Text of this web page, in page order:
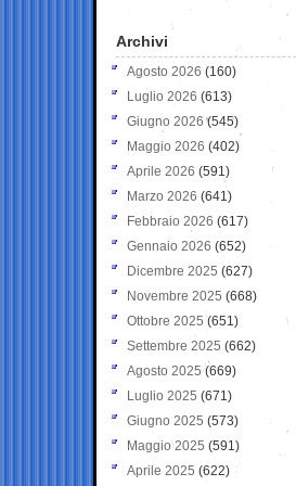
Archivi
Agosto 2026 (160)
Luglio 2026 (613)
Giugno 2026 (545)
Maggio 2026 (402)
Aprile 2026 (591)
Marzo 2026 (641)
Febbraio 2026 (617)
Gennaio 2026 (652)
Dicembre 2025 (627)
Novembre 2025 (668)
Ottobre 2025 (651)
Settembre 2025 (662)
Agosto 2025 (669)
Luglio 2025 (671)
Giugno 2025 (573)
Maggio 2025 (591)
Aprile 2025 (622)